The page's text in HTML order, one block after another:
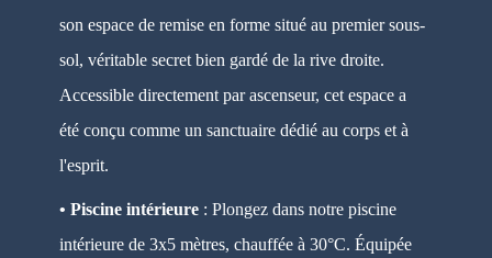
son espace de remise en forme situé au premier sous-
sol, véritable secret bien gardé de la rive droite.
Accessible directement par ascenseur, cet espace a
été conçu comme un sanctuaire dédié au corps et à
l'esprit.
• Piscine intérieure : Plongez dans notre piscine
intérieure de 3x5 mètres, chauffée à 30°C. Équipée